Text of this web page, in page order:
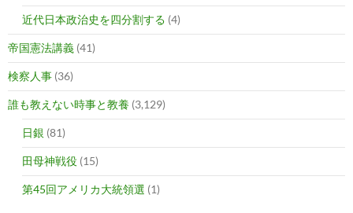
近代日本政治史を四分割する (4)
帝国憲法講義 (41)
検察人事 (36)
誰も教えない時事と教養 (3,129)
日銀 (81)
田母神戦役 (15)
第45回アメリカ大統領選 (1)